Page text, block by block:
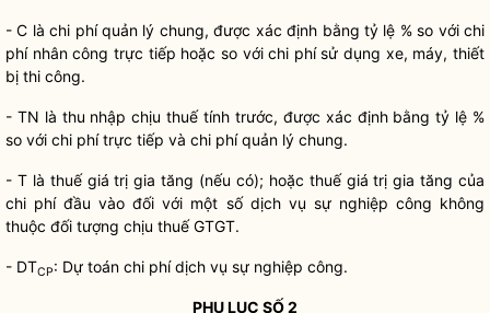
- C làchi phíquản lý chung, được xác định bằng tỷ lệ % so vớichi
phínhân công trực tiếp hoặc so vớichi phísử dụng xe, máy, thiết
bị thi công.
- TN là thu nhập chịu thuế tính trước, được xác định bằng tỷ lệ %
so với chi phítrực tiếp và chi phíquản lý chung.
- T là thuế giá trị gia tăng (nếu có); hoặc thuế giá trị gia tăng của
chi phíđầu vào đối với một số dịch vụ sự nghiệp công không
thuộc đối tượng chịu thuế GTGT.
- DTCP: Dự toán chi phídịch vụ sự nghiệp công.
PHỤ LỤC SỐ 2